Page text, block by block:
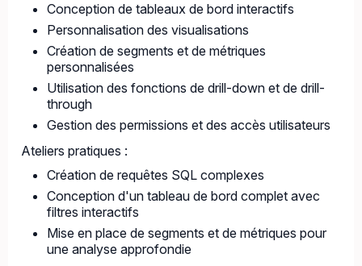
Conception de tableaux de bord interactifs
Personnalisation des visualisations
Création de segments et de métriques
personnalisées
Utilisation des fonctions de drill-down et de drill-
through
Gestion des permissions et des accès utilisateurs
Ateliers pratiques :
Création de requêtes SQL complexes
Conception d'un tableau de bord complet avec
filtres interactifs
Mise en place de segments et de métriques pour
une analyse approfondie